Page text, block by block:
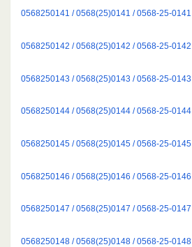
0568250141 / 0568(25)0141 / 0568-25-0141
0568250142 / 0568(25)0142 / 0568-25-0142
0568250143 / 0568(25)0143 / 0568-25-0143
0568250144 / 0568(25)0144 / 0568-25-0144
0568250145 / 0568(25)0145 / 0568-25-0145
0568250146 / 0568(25)0146 / 0568-25-0146
0568250147 / 0568(25)0147 / 0568-25-0147
0568250148 / 0568(25)0148 / 0568-25-0148